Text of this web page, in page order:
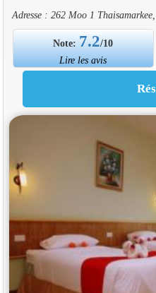
Adresse : 262 Moo 1
Note: 7.2/10
Lire les avis